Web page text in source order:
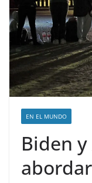
EN EL MUNDO
Biden y